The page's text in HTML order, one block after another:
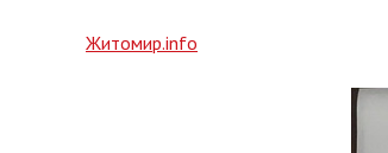
Житомир.info